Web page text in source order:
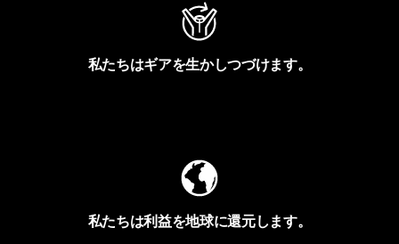
私たちはギアを生かしつづけます。
私たちは利益を地球に還元します。